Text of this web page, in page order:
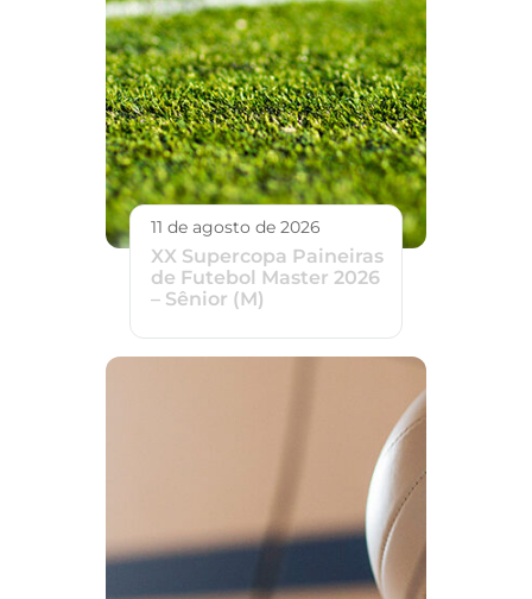
11 de agosto de 2026
XX Supercopa Paineiras
de Futebol Master 2026
– Sênior (M)